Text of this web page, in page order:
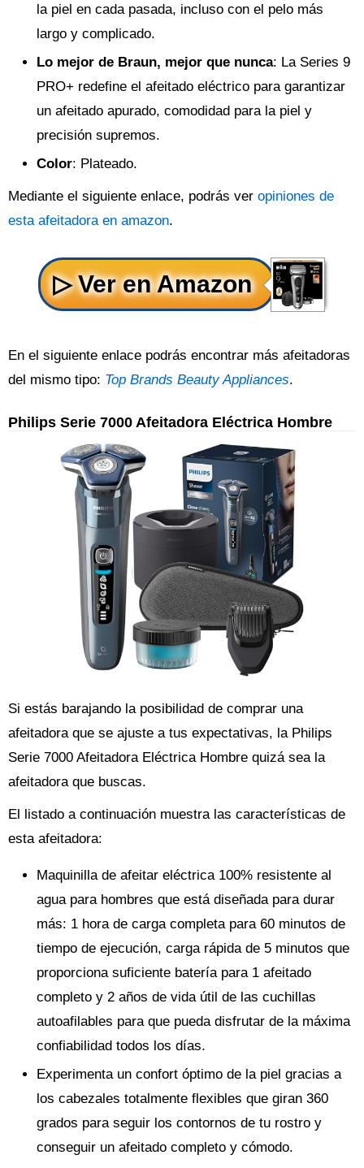
la piel en cada pasada, incluso con el pelo más
largo y complicado.
Lo mejor de Braun, mejor que nunca: La Series 9
PRO+ redefine el afeitado eléctrico para garantizar
un afeitado apurado, comodidad para la piel y
precisión supremos.
Color: Plateado.
Mediante el siguiente enlace, podrás ver opiniones de
esta afeitadora en amazon.
En el siguiente enlace podrás encontrar más afeitadoras
del mismo tipo: Top Brands Beauty Appliances.
Philips Serie 7000 Afeitadora Eléctrica Hombre
Si estás barajando la posibilidad de comprar una
afeitadora que se ajuste a tus expectativas, la Philips
Serie 7000 Afeitadora Eléctrica Hombre quizá sea la
afeitadora que buscas.
El listado a continuación muestra las características de
esta afeitadora:
Maquinilla de afeitar eléctrica 100% resistente al
agua para hombres que está diseñada para durar
más: 1 hora de carga completa para 60 minutos de
tiempo de ejecución, carga rápida de 5 minutos que
proporciona suficiente batería para 1 afeitado
completo y 2 años de vida útil de las cuchillas
autoafilables para que pueda disfrutar de la máxima
confiabilidad todos los días.
Experimenta un confort óptimo de la piel gracias a
los cabezales totalmente flexibles que giran 360
grados para seguir los contornos de tu rostro y
conseguir un afeitado completo y cómodo.